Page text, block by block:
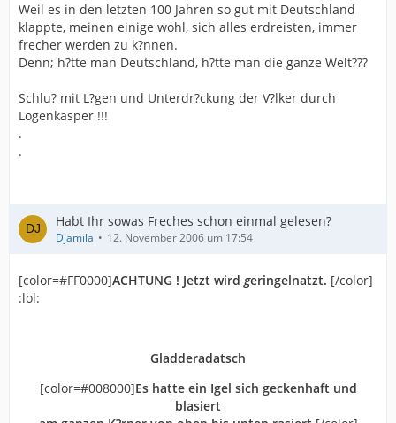
Weil es in den letzten 100 Jahren so gut mit Deutschland
klappte, meinen einige wohl, sich alles erdreisten, immer
frecher werden zu k?nnen.
Denn; h?tte man Deutschland, h?tte man die ganze Welt???
Schlu? mit L?gen und Unterdr?ckung der V?lker durch
Logenkasper !!!
.
.
Habt Ihr sowas Freches schon einmal gelesen?
Djamila 12. November 2006 um 17:54
[color=#FF0000]ACHTUNG ! Jetzt wird geringelnatzt. [/color]
:lol:
Gladderadatsch
[color=#008000]Es hatte ein Igel sich geckenhaft und
blasiert